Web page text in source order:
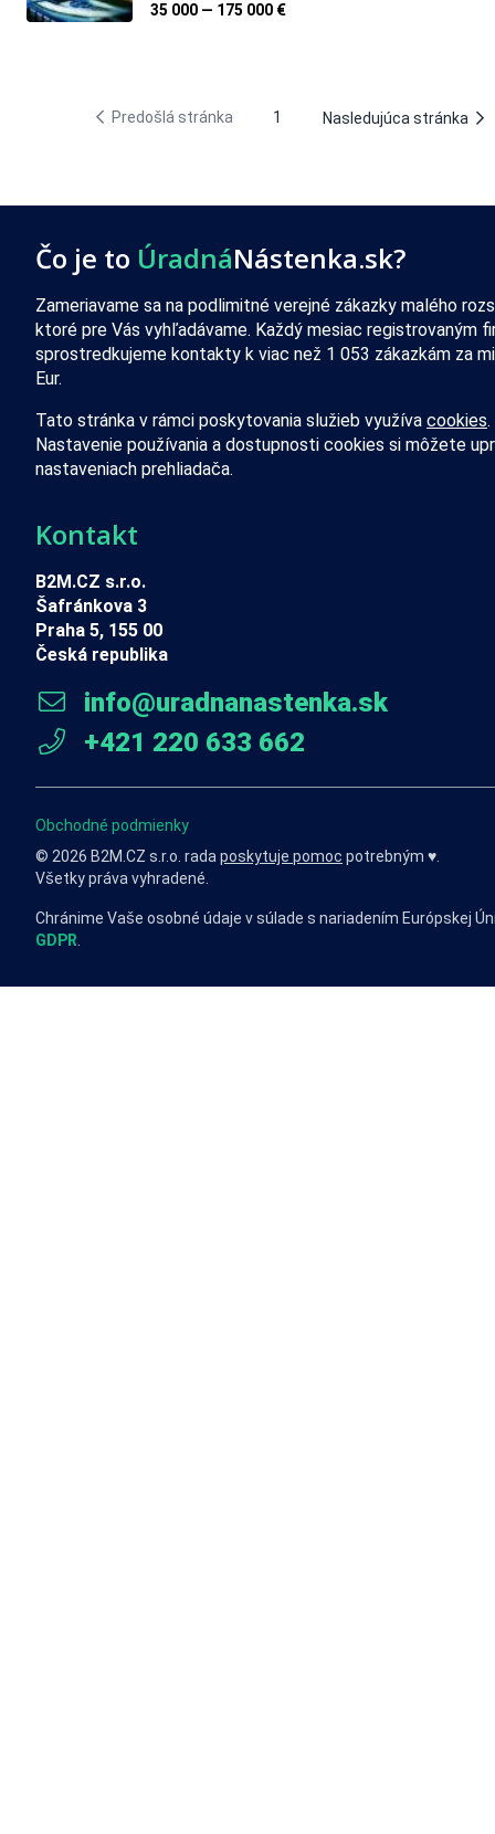
35 000 — 175 000 €
Predošlá stránka 1 Nasledujúca stránka
Čo je to ÚradnáNástenka.sk?
Zameriavame sa na podlimitné verejné zákazky malého
ktoré pre Vás vyhľadávame. Každý mesiac registrovaným
sprostredkujeme kontakty k viac než 1 053 zákazkám za
Eur.
Tato stránka v rámci poskytovania služieb využíva cookies.
Nastavenie používania a dostupnosti cookies si môžete
nastaveniach prehliadača.
Kontakt
B2M.CZ s.r.o.
Šafránkova 3
Praha 5, 155 00
Česká republika
info@uradnanastenka.sk
+421 220 633 662
Obchodné podmienky
© 2026 B2M.CZ s.r.o. rada poskytuje pomoc potrebným ♥️.
Všetky práva vyhradené.
Chránime Vaše osobné údaje v súlade s nariadením Európskej
GDPR